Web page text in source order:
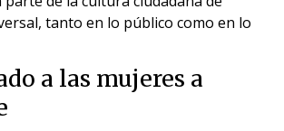
tanto en lo público como en lo
a las mujeres a